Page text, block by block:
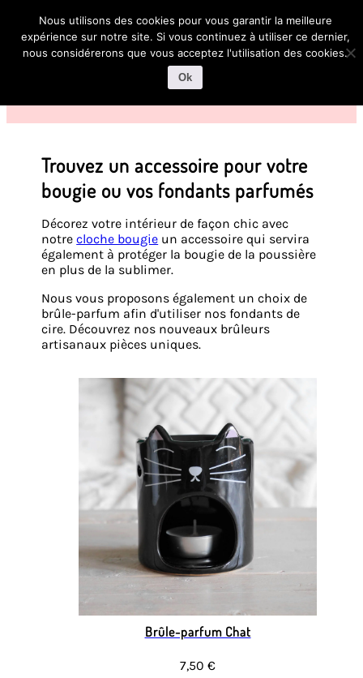
1
Trouvez un accessoire pour votre
bougie ou vos fondants parfumés
Décorez votre intérieur de façon chic avec
notrecloche bougie un accessoire qui servira
également à protéger la bougie de la poussière
en plus de la sublimer.
Nous vous proposons également un choix de
brûle-parfum afin d'utiliser nos fondants de
cire. Découvrez nos nouveaux brûleurs
artisanaux pièces uniques.
Brûle-parfum Chat
7,50 €
Nous utilisons des cookies pour vous garantir la meilleure
expérience sur notre site. Si vous continuez à utiliser ce dernier,
nous considérerons que vous acceptez l'utilisation des cookies.
Ok